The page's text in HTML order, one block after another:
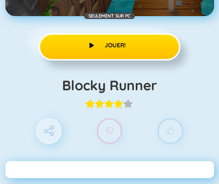
SEULEMENT SUR PC
JOUER!
Blocky Runner